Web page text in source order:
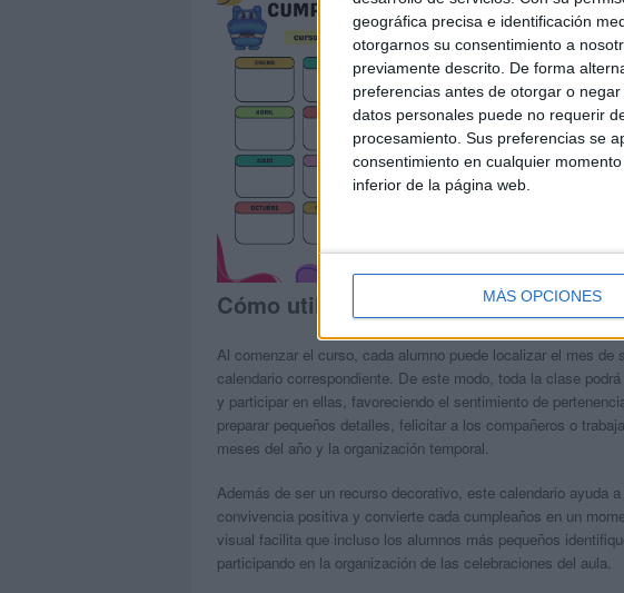
geográfica precisa e identificación
otorgarnos su consentimiento a
previamente descrito. De forma
preferencias antes de otorgar o negar
datos personales puede no requerir
procesamiento. Sus preferencias se
consentimiento en cualquier
inferior de la página web.
MÁS OPCIONES
Cómo utilizar este material
Al comenzar el curso, cada alumno puede localizar el mes de
calendario correspondiente. De este modo, toda la clase
y participar en ellas, favoreciendo el sentimiento de
preparar pequeños detalles, felicitar a los compañeros o
meses del año y la organización temporal.
Además de ser un recurso decorativo, este calendario ayuda
convivencia positiva y convierte cada cumpleaños en un
visual facilita que incluso los alumnos más pequeños
participando en la organización de las celebraciones del aula.